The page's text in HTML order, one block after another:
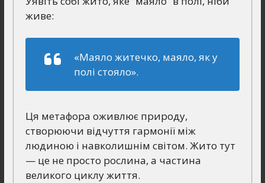
живе:
«Маяло житечко, маяло, як у
полі стояло».
Ця метафора оживлює природу,
створюючи відчуття гармонії між
людиною і навколишнім світом. Жито тут
— це не просто рослина, а частина
великого циклу життя.